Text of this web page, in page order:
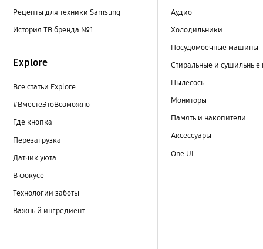
Рецепты для техники Samsung
История ТВ бренда №1
Explore
Все статьи Explore
#ВместеЭтоВозможно
Где кнопка
Перезагрузка
Датчик уюта
В фокусе
Технологии заботы
Важный ингредиент
Аудио
Холодильники
Посудомоечные машины
Стиральные и
Пылесосы
Мониторы
Память и накопители
Аксессуары
One UI